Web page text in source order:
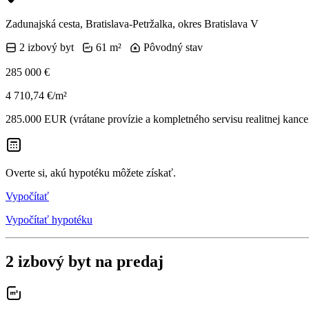
Zadunajská cesta, Bratislava-Petržalka, okres Bratislava V
2 izbový byt
61 m² Pôvodný stav
285 000 €
4 710,74 €/m²
285.000 EUR (vrátane provízie a kompletného servisu realitnej
Overte si, akú hypotéku môžete získať.
Vypočítať
Vypočítať hypotéku
2 izbový byt na predaj